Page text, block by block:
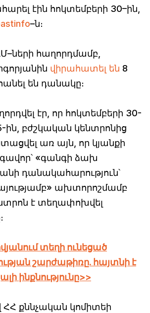
էին հոկտեմբերի 30–ին,
–ն։
հաղորդմամբ,
վիրահատել են 8
են դանակը։
էր, որ հոկտեմբերի 30-
ին, բժշկական կենտրոնից
առ այն, որ կյանքի
«գանգի ձախ
դանակահարություն՝
ախտորոշմամբ
է տեղափոխվել
տեղի ունեցած
շարժաթիռը. հայտնի է
ինքնությունը>>
քննչական կոմիտեի